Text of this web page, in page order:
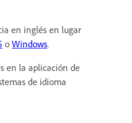
en inglés en lugar
o Windows.
en la aplicación de
de idioma